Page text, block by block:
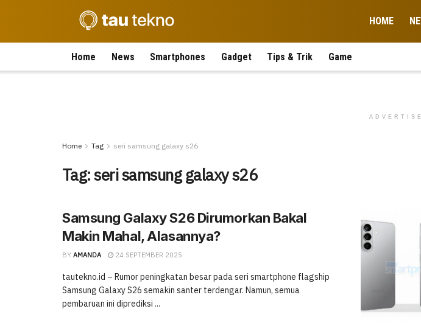
HOME
Home News Smartphones Gadget Tips & Trik Game
Home Tag seri samsung galaxy s26
Tag:seri samsung galaxy s26
Samsung Galaxy S26 Dirumorkan Bakal
Makin Mahal, Alasannya?
BY AMANDA 24 SEPTEMBER 2025
tautekno.id – Rumor peningkatan besar pada seri smartphone flagship
Samsung Galaxy S26 semakin santer terdengar. Namun, semua
pembaruan ini diprediksi ...